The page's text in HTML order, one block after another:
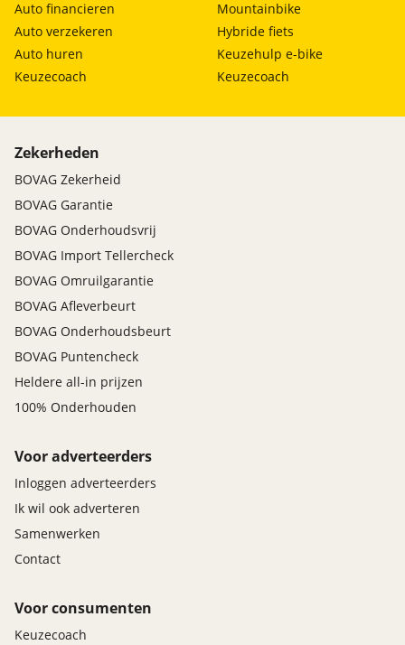
Auto financieren
Auto verzekeren
Auto huren
Keuzecoach
Mountainbike
Hybride fiets
Keuzehulp e-bike
Keuzecoach
Zekerheden
BOVAG Zekerheid
BOVAG Garantie
BOVAG Onderhoudsvrij
BOVAG Import Tellercheck
BOVAG Omruilgarantie
BOVAG Afleverbeurt
BOVAG Onderhoudsbeurt
BOVAG Puntencheck
Heldere all-in prijzen
100% Onderhouden
Voor adverteerders
Inloggen adverteerders
Ik wil ook adverteren
Samenwerken
Contact
Voor consumenten
Keuzecoach